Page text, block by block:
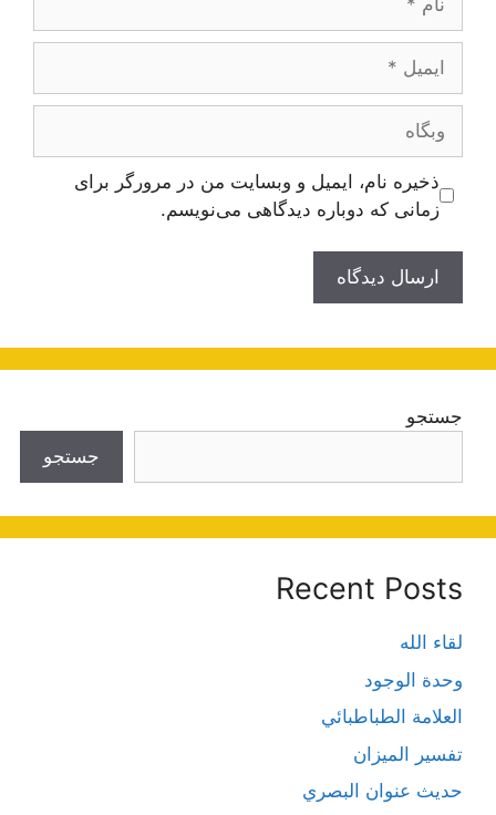
وبگاه
ذخیره نام، ایمیل و وبسایت من در مرورگر برای
زمانی که دوباره دیدگاهی می‌نویسم.
جستجو
جستجو
Recent Posts
لقاء الله
وحدة الوجود
العلامة الطباطبائي
تفسير الميزان
حديث عنوان البصري